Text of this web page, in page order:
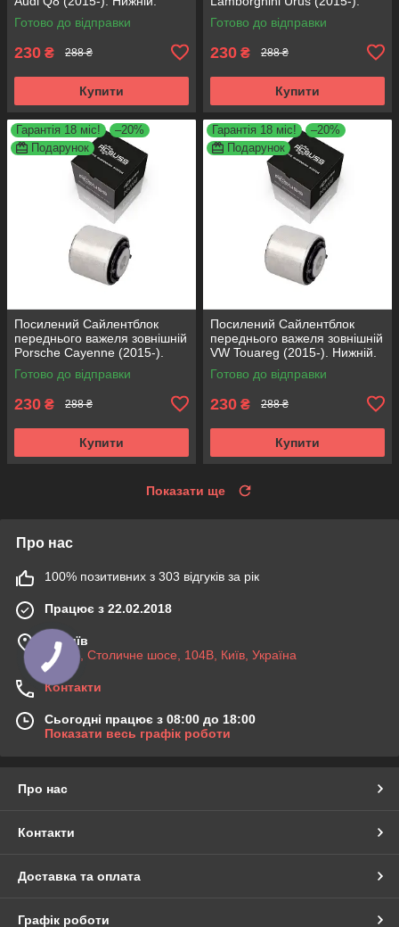
КОРЕЯ Acsuss! FE175192 ,
VKDS331087
Готово до відправки
230 ₴ 288 ₴
Купити
Нижній. КОРЕЯ Acsuss!
FE175192 , VKDS331087
Готово до відправки
230 ₴ 288 ₴
Купити
Гарантія 18 міс!
–20%
Подарунок
Посилений Сайлентблок
переднього важеля зовнішній
Porsche Cayenne (2015-).
Нижній. КОРЕЯ Acsuss!
FE175192 , VKDS331087
Готово до відправки
230 ₴ 288 ₴
Купити
Гарантія 18 міс!
–20%
Подарунок
Посилений Сайлентблок
переднього важеля зовнішній
VW Touareg (2015-). Нижній.
КОРЕЯ Acsuss! FE175192 ,
VKDS331087
Готово до відправки
230 ₴ 288 ₴
Купити
Показати ще
Про нас
100% позитивних з 303 відгуків за рік
Працює з 22.02.2018
м. Київ
03045, Столичне шосе, 104B, Київ, Україна
Контакти
Сьогодні працює з 08:00 до 18:00
Показати весь графік роботи
Про нас
Контакти
Доставка та оплата
Графік роботи